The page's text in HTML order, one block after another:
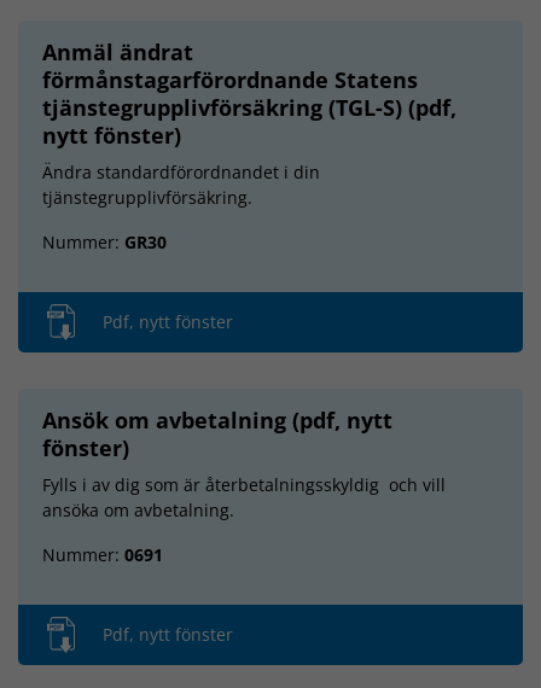
Anmäl ändrat
förmånstagarförordnande Statens
tjänstegrupplivförsäkring (TGL-S) (pdf,
nytt fönster)
Ändra standardförordnandet i din
tjänstegrupplivförsäkring.
Nummer: GR30
Pdf, nytt fönster
Ansök om avbetalning (pdf, nytt
fönster)
Fylls i av dig som är återbetalningsskyldig och vill
ansöka om avbetalning.
Nummer: 0691
Pdf, nytt fönster